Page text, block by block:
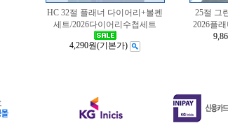
HC 32절 플래너 다이어리+볼펜
세트/2026다이어리수첩세트
4,290원(기본가)
25절 그
2026플